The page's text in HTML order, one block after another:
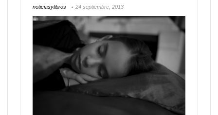
noticiasylibros 24 septiembre, 2013